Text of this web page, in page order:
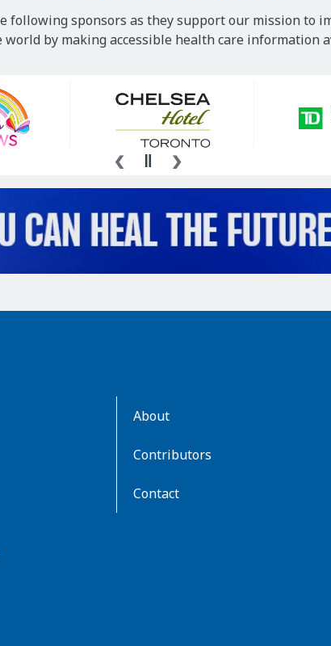
sponsors as they support our mission to
world by making accessible health care information
About
Contributors
Contact